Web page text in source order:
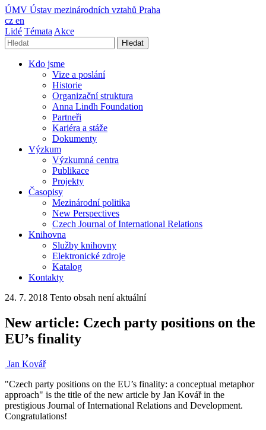
ÚMV Ústav mezinárodních vztahů Praha
cz en
Lidé Témata Akce
Hledat
Kdo jsme
Vize a poslání
Historie
Organizační struktura
Anna Lindh Foundation
Partneři
Kariéra a stáže
Dokumenty
Výzkum
Výzkumná centra
Publikace
Projekty
Časopisy
Mezinárodní politika
New Perspectives
Czech Journal of International Relations
Knihovna
Služby knihovny
Elektronické zdroje
Katalog
Kontakty
24. 7. 2018 Tento obsah není aktuální
New article: Czech party positions on the
EU’s finality
Jan Kovář
"Czech party positions on the EU’s finality: a conceptual metaphor
approach" is the title of the new article by Jan Kovář in the
prestigious Journal of International Relations and Development.
Congratulations!